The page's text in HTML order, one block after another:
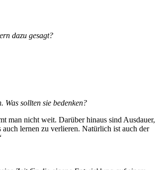
dazu gesagt?
Was sollten sie bedenken?
man nicht weit. Darüber hinaus sind Ausdauer,
lernen zu verlieren. Natürlich ist auch der